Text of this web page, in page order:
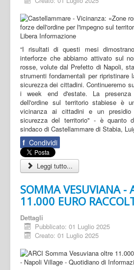
“I risultati di questi mesi
interforze che abbiamo attivato sul
rosse, volute dal Prefetto di Napoli,
strumenti fondamentali per ripristinare
sicurezza dei cittadini. Continueremo
i week end d'estate. La
dell'ordine sul territorio stabiese è
vicinanza ai cittadini e un presidio
sicurezza del territorio" - è quanto
sindaco di Castellammare di Stabia,
f Condividi
Leggi tutto...
SOMMA VESUVIANA -
11.000 EURO
Dettagli
Pubblicato: 01 Luglio 2025
Creato: 01 Luglio 2025